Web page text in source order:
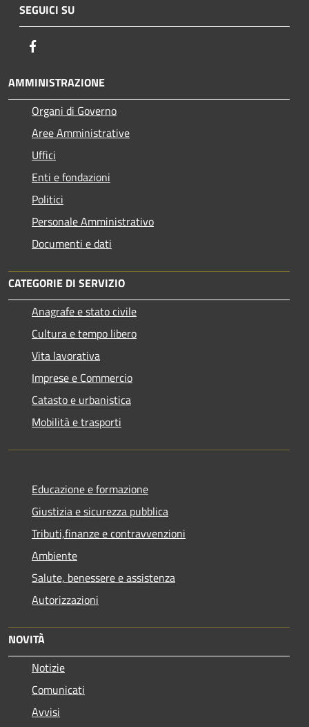
SEGUICI SU
AMMINISTRAZIONE
Organi di Governo
Aree Amministrative
Uffici
Enti e fondazioni
Politici
Personale Amministrativo
Documenti e dati
CATEGORIE DI SERVIZIO
Anagrafe e stato civile
Cultura e tempo libero
Vita lavorativa
Imprese e Commercio
Catasto e urbanistica
Mobilità e trasporti
Educazione e formazione
Giustizia e sicurezza pubblica
Tributi,finanze e contravvenzioni
Ambiente
Salute, benessere e assistenza
Autorizzazioni
NOVITÀ
Notizie
Comunicati
Avvisi